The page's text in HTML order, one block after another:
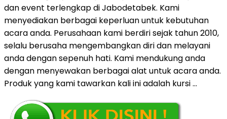
dan event terlengkap di Jabodetabek. Kami
menyediakan berbagai keperluan untuk kebutuhan
acara anda. Perusahaan kami berdiri sejak tahun 2010,
selalu berusaha mengembangkan diri dan melayani
anda dengan sepenuh hati. Kami mendukung anda
dengan menyewakan berbagai alat untuk acara anda.
Produk yang kami tawarkan kali ini adalah kursi …